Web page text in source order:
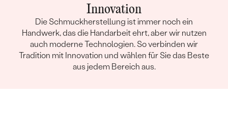
Innovation
Die Schmuckherstellung ist immer noch ein
Handwerk, das die Handarbeit ehrt, aber wir nutzen
auch moderne Technologien. So verbinden wir
Tradition mit Innovation und wählen für Sie das Beste
aus jedem Bereich aus.